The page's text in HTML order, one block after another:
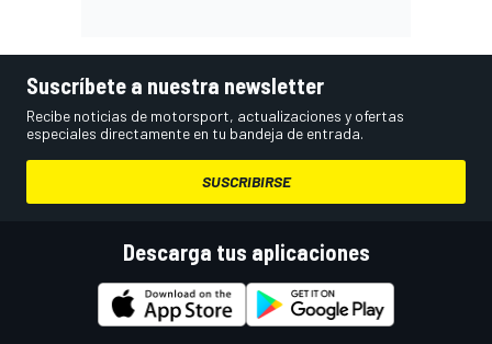
Suscríbete a nuestra newsletter
Recibe noticias de motorsport, actualizaciones y ofertas
especiales directamente en tu bandeja de entrada.
SUSCRIBIRSE
Descarga tus aplicaciones